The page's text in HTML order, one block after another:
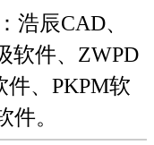
辰CAD、
软件、ZWPD
件、PKPM软
。